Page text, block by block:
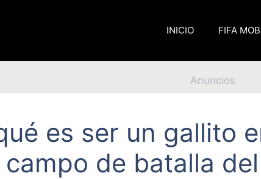
INICIO FIFA
Anuncios
es ser un gallito
de batalla